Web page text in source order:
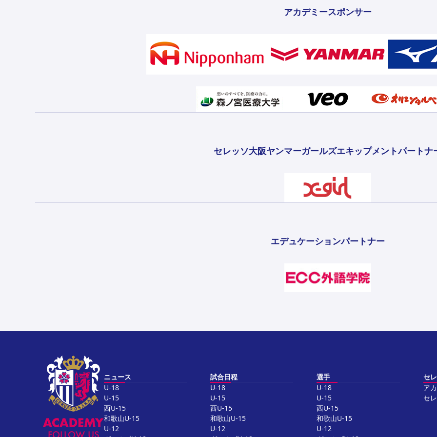
アカデミースポンサー
セレッソ大阪ヤンマーガールズエキップメントパートナ
エデュケーションパートナー
FOLLOW US
ニュース
U-18
U-15
西U-15
和歌山U-15
U-12
試合日程
U-18
U-15
西U-15
和歌山U-15
U-12
選手
U-18
U-15
西U-15
和歌山U-15
U-12
セ
ア
セ